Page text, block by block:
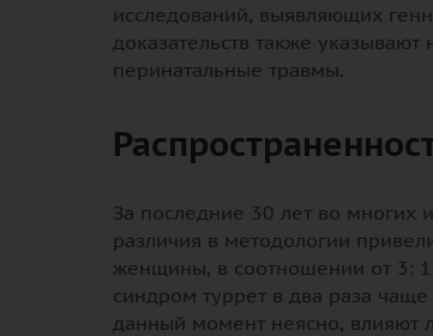
исследований, выявляющих
доказательств также
перинатальные травмы.
За последние 30 лет во многих
различия в методологии
женщины, в соотношении от 3: 1
синдром туррет в два раза
данный момент неясно, влияют